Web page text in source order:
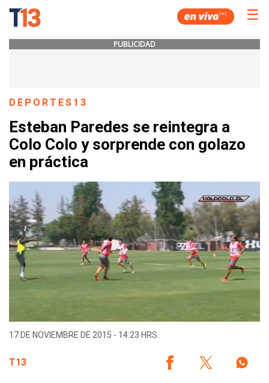
☰
PUBLICIDAD
DEPORTES13
Esteban Paredes se reintegra a
Colo Colo y sorprende con golazo
en práctica
17 DE NOVIEMBRE DE 2015 - 14:23 HRS.
T13